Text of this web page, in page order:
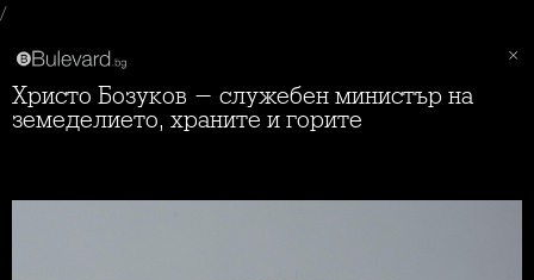
/
Христо Бозуков - служебен министър на
земеделието, храните и горите